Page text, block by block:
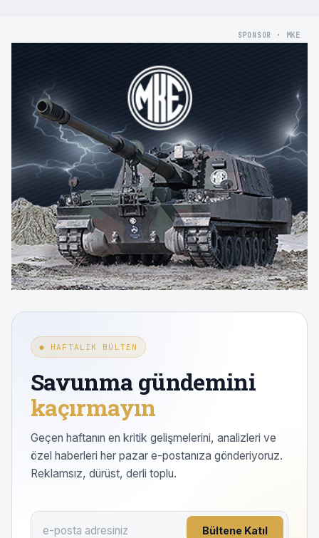
SPONSOR · MKE
● HAFTALIK BÜLTEN
Savunma gündemini
kaçırmayın
Geçen haftanın en kritik gelişmelerini, analizleri ve
özel haberleri her pazar e-postanıza gönderiyoruz.
Reklamsız, dürüst, derli toplu.
Bültene Katıl